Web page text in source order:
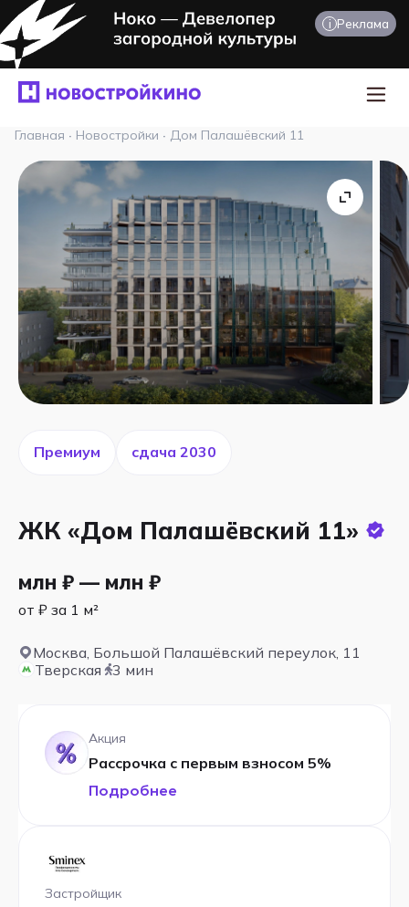
i Реклама
Главная · Новостройки · Дом Палашёвский 11
ЖК «Дом Палашёвский 11»
млн ₽ — млн ₽
от ₽ за 1 м²
Москва, Большой Палашёвский переулок, 11
Тверская
3 мин
Премиум cдача 2030
Акция
Рассрочка с первым взносом 5%
Подробнее
Застройщик